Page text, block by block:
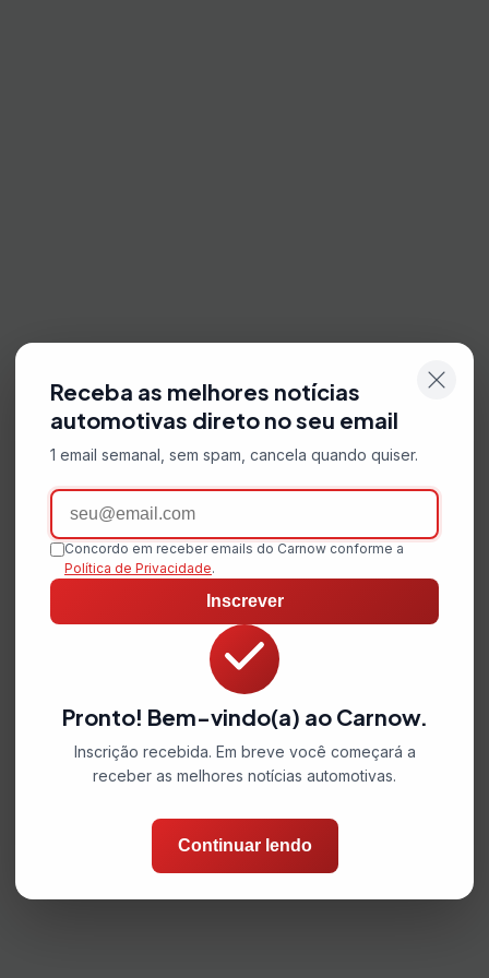
Receba as melhores notícias
automotivas direto no seu email
1 email semanal, sem spam, cancela quando quiser.
Email
Concordo em receber emails do Carnow conforme a
Política de Privacidade.
Inscrever
Pronto! Bem-vindo(a) ao Carnow.
Inscrição recebida. Em breve você começará a
receber as melhores notícias automotivas.
Continuar lendo